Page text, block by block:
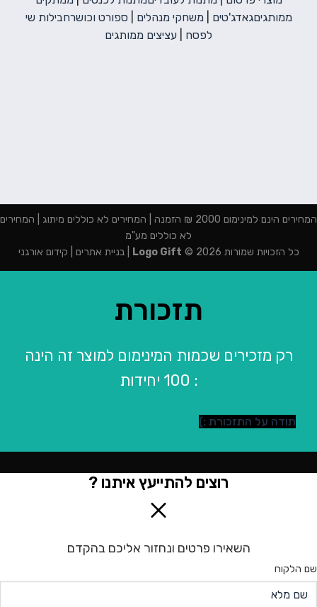
ממותגיםגאדג'טים משחקי מנהלים ספורט וכושרחבילות שי
לפסח
עציצים ממותגים
המחירים הינם למינימום 2000 ₪ הזמנה | המחירים לא כוללים מיתוג | המחירים
לא כוללים מע"מ
כל הזכויות שמורות 2026 ©
Logo Gift
|בניית אתרים קידום אורגני
תזכורת
רק מזכירים שכמות המינימום למוצר זה הינה
: 100 יחידות
תודה על התזכורת :)
רוצים להתייעץ איתנו ?
השאירו פרטים ונחזור אליכם בהקדם
שם הלקוח